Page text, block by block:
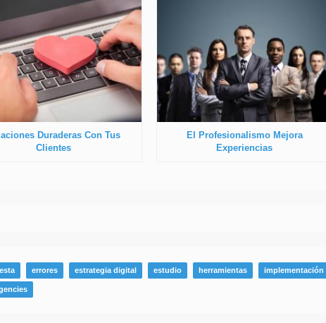
Duraderas Con Tus
Clientes
El Profesionalismo Mejora
Experiencias
errores estrategia digital estudio herramientas implementación